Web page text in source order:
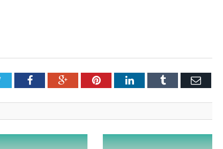
TwitterFacebookGoogle+PinterestLinkedInTumblr Email